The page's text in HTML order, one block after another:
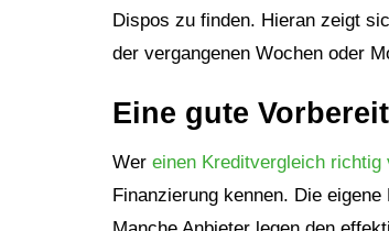
Dispos zu finden. Hieran zeigt
der vergangenen Wochen oder
Eine gute
Wer einen Kreditvergleich richtig
Finanzierung kennen. Die